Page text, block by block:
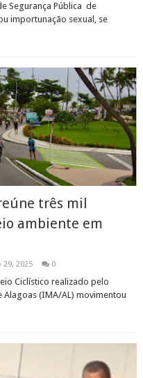
Segurança Pública de
importunação sexual, se
três mil
ambiente em
29, 2025 0
Ciclístico realizado pelo
(IMA/AL) movimentou